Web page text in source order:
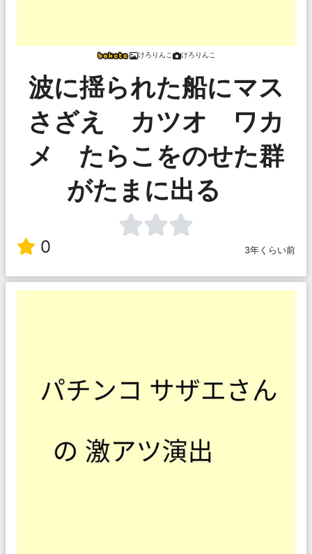
けろりんこ けろりんこ
波に揺られた船にマス
さざえ カツオ ワカ
メ たらこをのせた群
がたまに出る
0 3年くらい前